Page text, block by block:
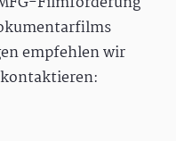
empfehlen wir